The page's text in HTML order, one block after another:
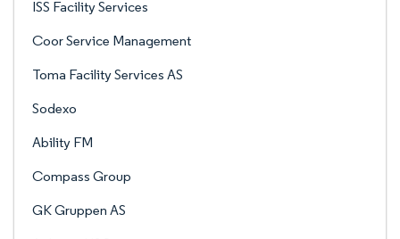
ISS Facility Services
Coor Service Management
Toma Facility Services AS
Sodexo
Ability FM
Compass Group
GK Gruppen AS